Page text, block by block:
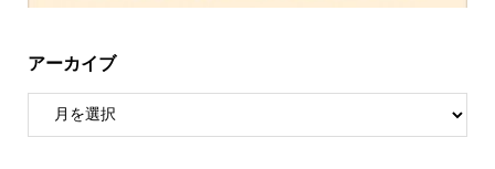
アーカイブ